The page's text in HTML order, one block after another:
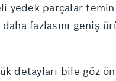
yedek parçalar
fazlasını geniş
detayları bile göz